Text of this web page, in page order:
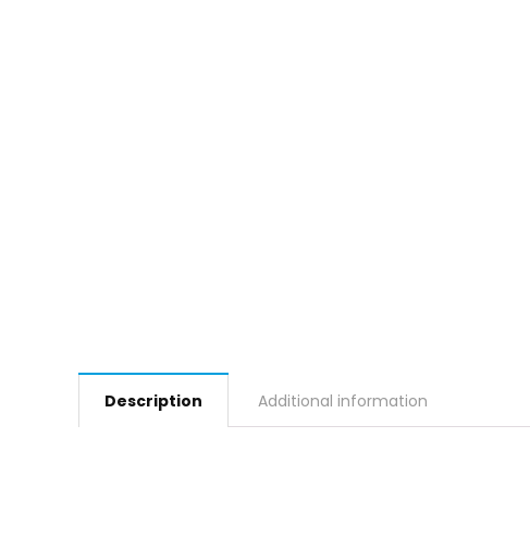
Description Additional information